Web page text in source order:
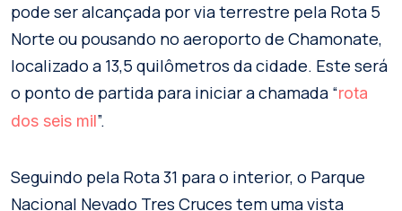
pode ser alcançada por via terrestre pela Rota 5
Norte ou pousando no aeroporto de Chamonate,
localizado a 13,5 quilômetros da cidade. Este será
o ponto de partida para iniciar a chamada “rota
dos seis mil”.
Seguindo pela Rota 31 para o interior, o Parque
Nacional Nevado Tres Cruces tem uma vista